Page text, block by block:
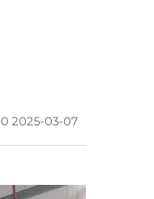
2025-03-07 13:00:00